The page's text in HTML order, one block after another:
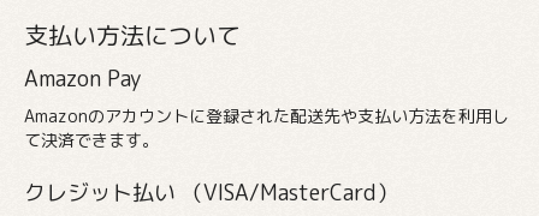
支払い方法について
Amazon Pay
Amazonのアカウントに登録された配送先や支払い方法を利用し
て決済できます。
クレジット払い （VISA/MasterCard）